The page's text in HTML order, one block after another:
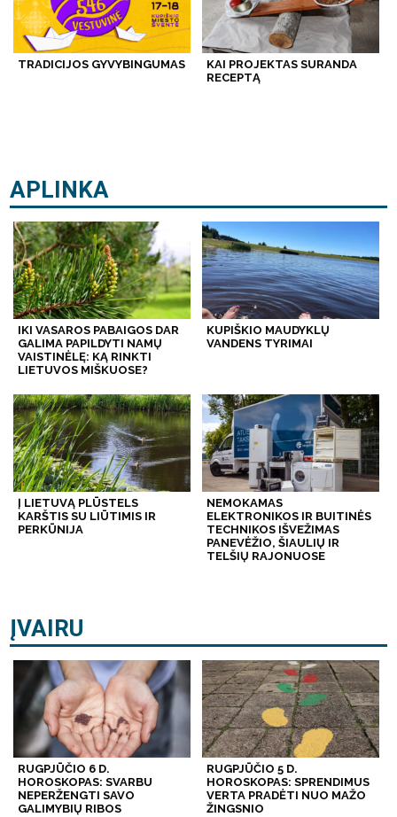
TRADICIJOS GYVYBINGUMAS
KAI PROJEKTAS SURANDA
RECEPTĄ
APLINKA
IKI VASAROS PABAIGOS DAR
GALIMA PAPILDYTI NAMŲ
VAISTINĖLĘ: KĄ RINKTI
LIETUVOS MIŠKUOSE?
KUPIŠKIO MAUDYKLŲ
VANDENS TYRIMAI
Į LIETUVĄ PLŪSTELS
KARŠTIS SU LIŪTIMIS IR
PERKŪNIJA
NEMOKAMAS
ELEKTRONIKOS IR BUITINĖS
TECHNIKOS IŠVEŽIMAS
PANEVĖŽIO, ŠIAULIŲ IR
TELŠIŲ RAJONUOSE
ĮVAIRU
RUGPJŪČIO 6 D.
HOROSKOPAS: SVARBU
NEPERŽENGTI SAVO
GALIMYBIŲ RIBOS
RUGPJŪČIO 5 D.
HOROSKOPAS: SPRENDIMUS
VERTA PRADĖTI NUO MAŽO
ŽINGSNIO